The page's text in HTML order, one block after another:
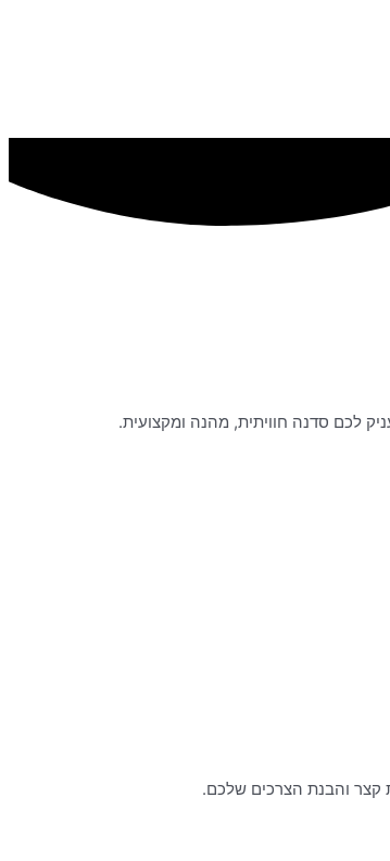
לכם סדנה חוויתית, מהנה ומקצועית.
קצר והבנת הצרכים שלכם.